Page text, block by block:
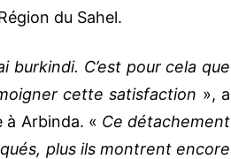
du Sahel.
burkindi. C’est pour cela que
cette satisfaction », a
à Arbinda. « Ce détachement
plus ils montrent encore